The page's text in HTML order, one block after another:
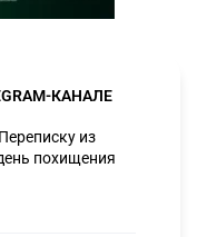
КАНАЛЕ
из
похищения